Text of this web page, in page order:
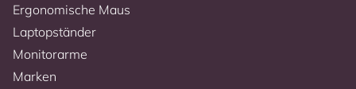
Ergonomische Maus
Laptopständer
Monitorarme
Marken